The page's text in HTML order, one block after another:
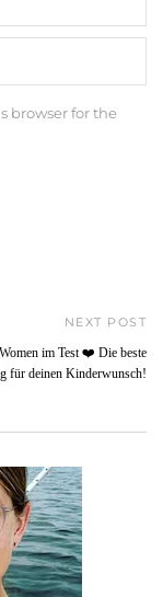
browser for the
NEXT POST
im Test ❤️ Die beste
für deinen Kinderwunsch!